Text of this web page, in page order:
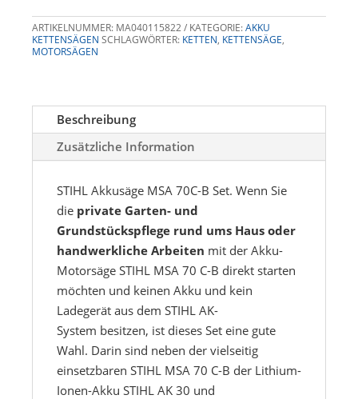
70C-
B
Set
ARTIKELNUMMER: MA040115822 KATEGORIE:AKKU
KETTENSÄGEN SCHLAGWÖRTER: KETTEN, KETTENSÄGE,
MOTORSÄGEN
Beschreibung
Zusätzliche Information
STIHL Akkusäge MSA 70C-B Set. Wenn Sie
die private Garten- und
Grundstückspflege rund ums Haus oder
handwerkliche Arbeiten mit der Akku-
Motorsäge STIHL MSA 70 C-B direkt starten
möchten und keinen Akku und kein
Ladegerät aus dem STIHL AK-
System besitzen, ist dieses Set eine gute
Wahl. Darin sind neben der vielseitig
einsetzbaren STIHL MSA 70 C-B der Lithium-
Ionen-Akku STIHL AK 30 und